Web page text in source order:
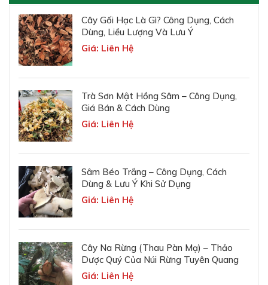
Cây Gối Hạc Là Gì? Công Dụng, Cách
Dùng, Liều Lượng Và Lưu Ý
Giá: Liên Hệ
Trà Sơn Mật Hồng Sâm – Công Dụng,
Giá Bán & Cách Dùng
Giá: Liên Hệ
Sâm Béo Trắng – Công Dụng, Cách
Dùng & Lưu Ý Khi Sử Dụng
Giá: Liên Hệ
Cây Na Rừng (Thau Pàn Mạ) – Thảo
Dược Quý Của Núi Rừng Tuyên Quang
Giá: Liên Hệ